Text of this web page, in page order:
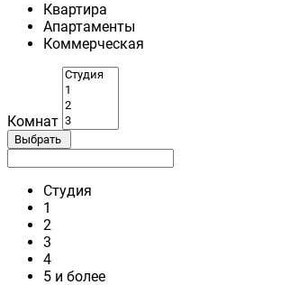
Квартира
Апартаменты
Коммерческая
Комнат
Выбрать
Студия
1
2
3
4
5 и более